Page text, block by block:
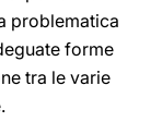
problematica
forme
tra le varie